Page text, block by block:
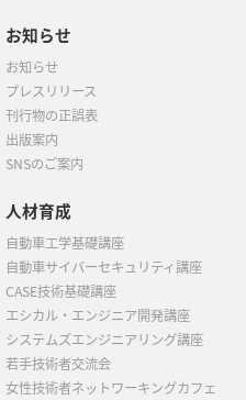
お知らせ
お知らせ
プレスリリース
刊行物の正誤表
出版案内
SNSのご案内
人材育成
自動車工学基礎講座
自動車サイバーセキュリティ講座
CASE技術基礎講座
エシカル・エンジニア開発講座
システムズエンジニアリング講座
若手技術者交流会
女性技術者ネットワーキングカフェ